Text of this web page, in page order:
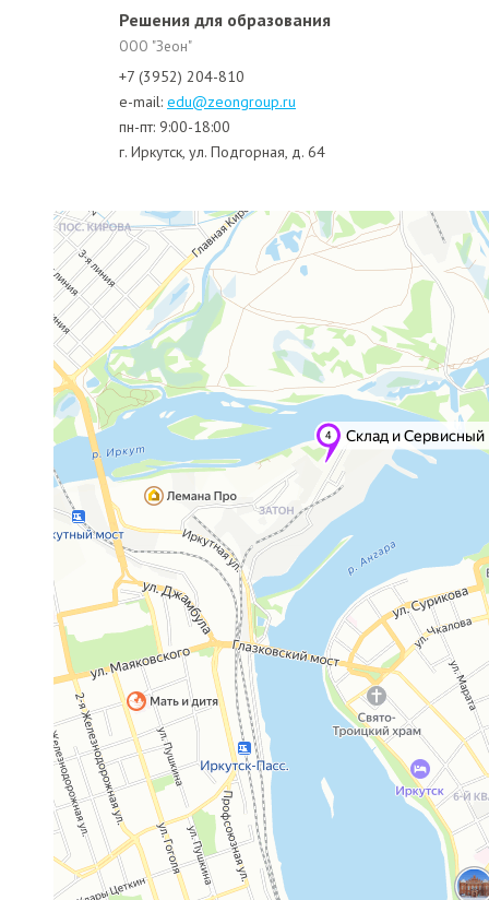
Решения для образования
ООО "Зеон"
+7 (3952) 204-810
e-mail: edu@zeongroup.ru
пн-пт: 9:00-18:00
г. Иркутск, ул. Подгорная, д. 64